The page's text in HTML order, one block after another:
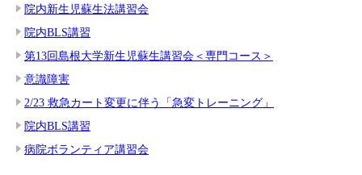
院内新生児蘇生法講習会
院内BLS講習
第13回島根大学新生児蘇生講習会＜専門コース＞
意識障害
2/23 救急カート変更に伴う「急変トレーニング」
院内BLS講習
病院ボランティア講習会